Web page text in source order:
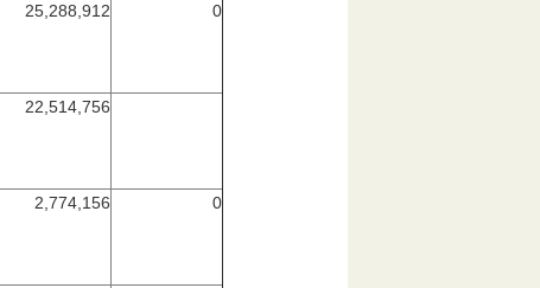
25,288,912 0
22,514,756
2,774,156 0